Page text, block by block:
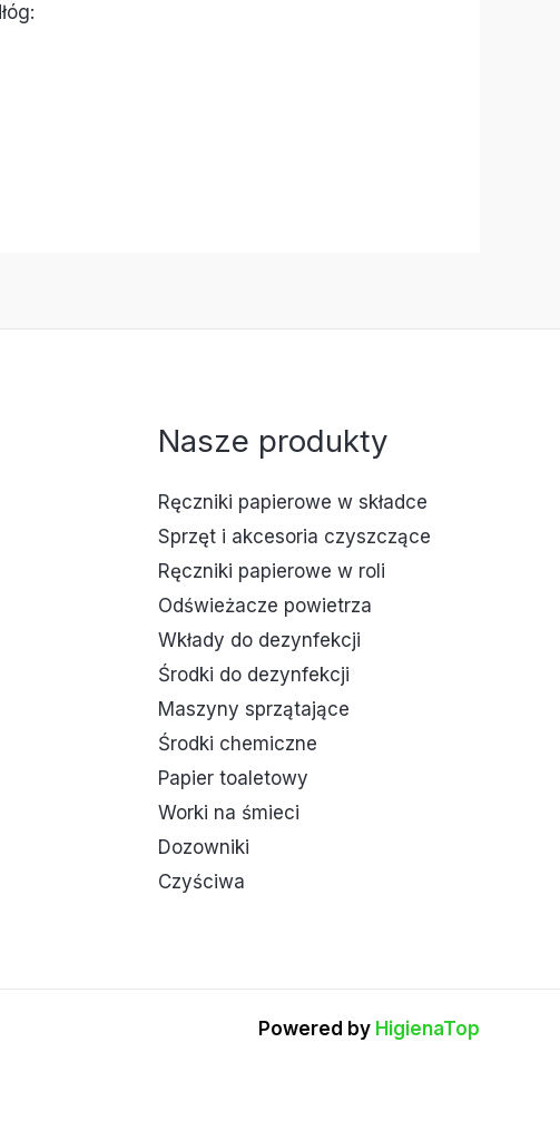
Nasze produkty
Ręczniki papierowe w składce
Sprzęt i akcesoria czyszczące
Ręczniki papierowe w roli
Odświeżacze powietrza
Wkłady do dezynfekcji
Środki do dezynfekcji
Maszyny sprzątające
Środki chemiczne
Papier toaletowy
Worki na śmieci
Dozowniki
Czyściwa
Powered by HigienaTop